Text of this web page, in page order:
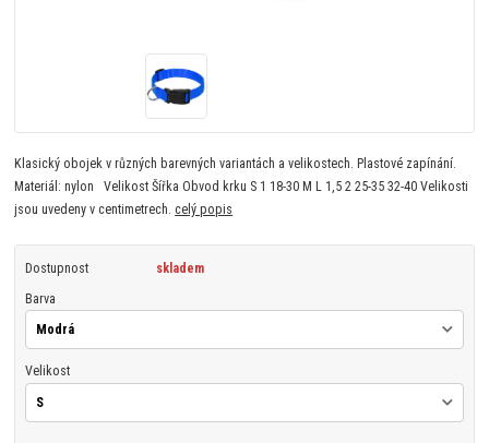
Klasický obojek v různých barevných variantách a velikostech. Plastové zapínání.
Materiál: nylon Velikost Šířka Obvod krku S 1 18-30 M L 1,5 2 25-35 32-40 Velikosti
jsou uvedeny v centimetrech.celý popis
Dostupnost skladem
Barva
Velikost